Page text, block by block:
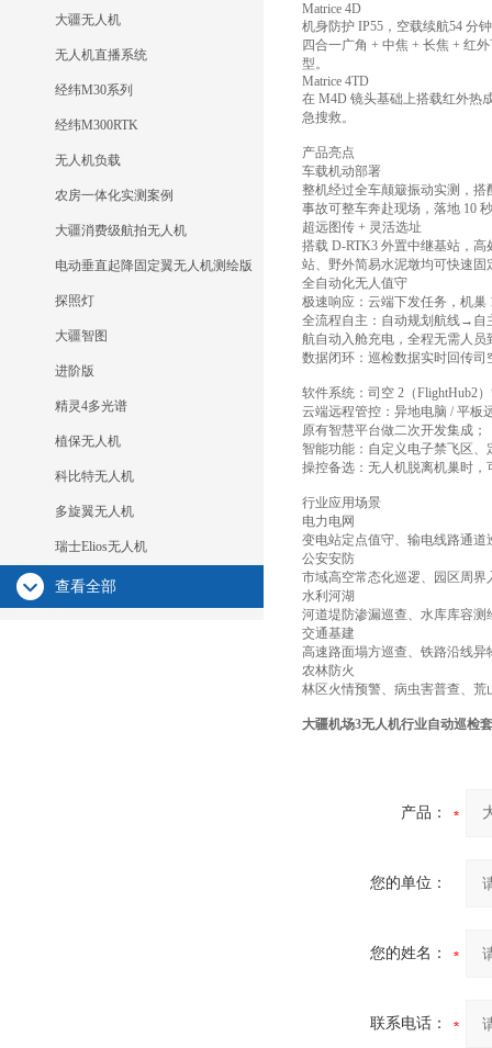
大疆无人机
无人机直播系统
经纬M30系列
经纬M300RTK
无人机负载
农房一体化实测案例
大疆消费级航拍无人机
电动垂直起降固定翼无人机测绘版
探照灯
大疆智图
进阶版
精灵4多光谱
植保无人机
科比特无人机
多旋翼无人机
瑞士Elios无人机
查看全部
Matrice 4D
机身防护 IP55，空载续航54 分
四合一广角 + 中焦 + 长焦 + 红
型。
Matrice 4TD
在 M4D 镜头基础上搭载红外热
急搜救。
产品亮点
车载机动部署
整机经过全车颠簸振动实测，
事故可整车奔赴现场，落地 10
超远图传 + 灵活选址
搭载 D-RTK3 外置中继基站，
站、野外简易水泥墩均可快速固
全自动化无人值守
极速响应：云端下发任务，机巢
全流程自主：自动规划航线→
航自动入舱充电，全程无需人员
数据闭环：巡检数据实时回传
软件系统：司空 2（FlightHub2
云端远程管控：异地电脑 / 平板
原有智慧平台做二次开发集成；
智能功能：自定义电子禁飞区
操控备选：无人机脱离机巢时，
行业应用场景
电力电网
变电站定点值守、输电线路通
公安安防
市域高空常态化巡逻、园区周
水利河湖
河道堤防渗漏巡查、水库库容
交通基建
高速路面塌方巡查、铁路沿线
农林防火
林区火情预警、病虫害普查、
大疆机场3无人机行业自动巡检
产品：
您的单位：
您的姓名：
联系电话：